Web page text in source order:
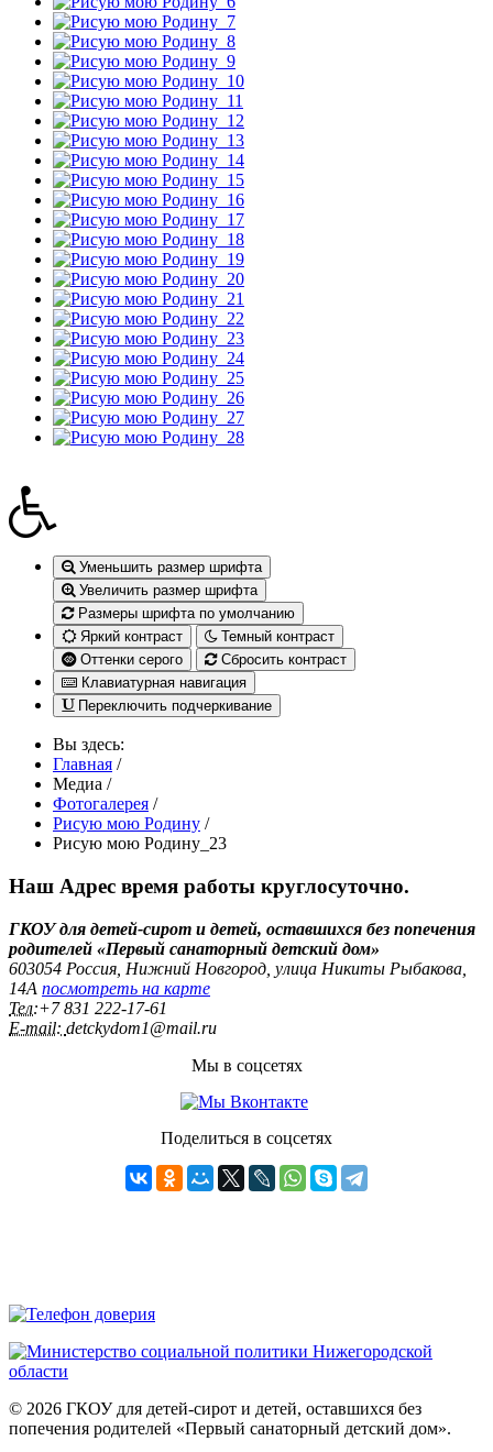
Уменьшить размер шрифта
Увеличить размер шрифта
Размеры шрифта по умолчанию
Яркий контраст
Темный контраст
Оттенки серого
Сбросить контраст
Клавиатурная навигация
Переключить подчеркивание
Вы здесь:
Главная /
Медиа /
Фотогалерея /
Рисую мою Родину /
Рисую мою Родину_23
Наш Адрес время работы круглосуточно.
ГКОУ для детей-сирот и детей, оставшихся без попечения
родителей «Первый санаторный детский дом»
603054 Россия, Нижний Новгород, улица Никиты Рыбакова,
14А посмотреть на карте
Тел:+7 831 222‑17-61
E-mail: detckydom1@mail.ru
Мы в соцсетях
Поделиться в соцсетях
© 2026 ГКОУ для детей-сирот и детей, оставшихся без
попечения родителей «Первый санаторный детский дом».